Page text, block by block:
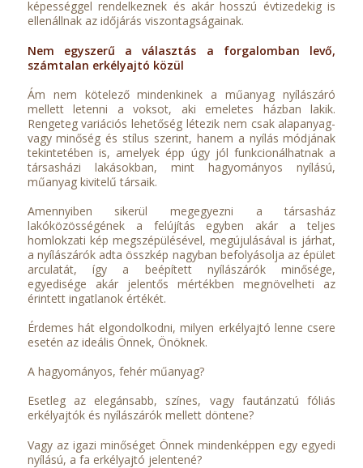
képességgel rendelkeznek és akár hosszú évtizedekig is
ellenállnak az időjárás viszontagságainak.
Nem egyszerű a választás a forgalomban levő,
számtalan erkélyajtó közül
Ám nem kötelező mindenkinek a műanyag nyílászáró
mellett letenni a voksot, aki emeletes házban lakik.
Rengeteg variációs lehetőség létezik nem csak alapanyag-
vagy minőség és stílus szerint, hanem a nyílás módjának
tekintetében is, amelyek épp úgy jól funkcionálhatnak a
társasházi lakásokban, mint hagyományos nyílású,
műanyag kivitelű társaik.
Amennyiben sikerül megegyezni a társasház
lakóközösségének a felújítás egyben akár a teljes
homlokzati kép megszépülésével, megújulásával is járhat,
a nyílászárók adta összkép nagyban befolyásolja az épület
arculatát, így a beépített nyílászárók minősége,
egyedisége akár jelentős mértékben megnövelheti az
érintett ingatlanok értékét.
Érdemes hát elgondolkodni, milyen erkélyajtó lenne csere
esetén az ideális Önnek, Önöknek.
A hagyományos, fehér műanyag?
Esetleg az elegánsabb, színes, vagy fautánzatú fóliás
erkélyajtók és nyílászárók mellett döntene?
Vagy az igazi minőséget Önnek mindenképpen egy egyedi
nyílású, a fa erkélyajtó jelentené?